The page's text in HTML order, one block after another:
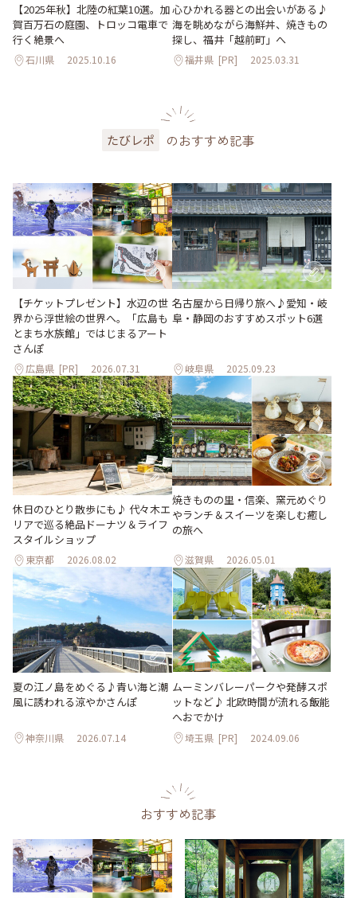
【2025年秋】北陸の紅葉10選。加
賀百万石の庭園、トロッコ電車で
行く絶景へ
石川県 2025.10.16
心ひかれる器との出会いがある♪
海を眺めながら海鮮丼、焼きもの
探し、福井「越前町」へ
福井県 [PR] 2025.03.31
たびレポ のおすすめ記事
【チケットプレゼント】水辺の世
界から浮世絵の世界へ。「広島も
とまち水族館」ではじまるアート
さんぽ
広島県 [PR] 2026.07.31
名古屋から日帰り旅へ♪愛知・岐
阜・静岡のおすすめスポット6選
岐阜県 2025.09.23
休日のひとり散歩にも♪ 代々木エ
リアで巡る絶品ドーナツ＆ライフ
スタイルショップ
東京都 2026.08.02
焼きものの里・信楽、窯元めぐり
やランチ＆スイーツを楽しむ癒し
の旅へ
滋賀県 2026.05.01
夏の江ノ島をめぐる♪青い海と潮
風に誘われる涼やかさんぽ
神奈川県 2026.07.14
ムーミンバレーパークや発酵スポ
ットなど♪ 北欧時間が流れる飯能
へおでかけ
埼玉県 [PR] 2024.09.06
おすすめ記事